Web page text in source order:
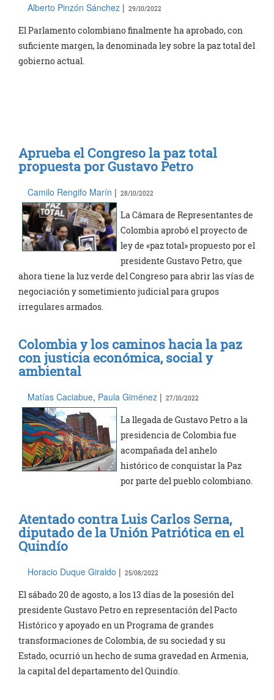
Alberto Pinzón Sánchez | 29/10/2022
El Parlamento colombiano finalmente ha aprobado, con
suficiente margen, la denominada ley sobre la paz total del
gobierno actual.
Aprueba el Congreso la paz total
propuesta por Gustavo Petro
Camilo Rengifo Marín | 28/10/2022
La Cámara de Representantes de
Colombia aprobó el proyecto de
ley de «paz total» propuesto por el
presidente Gustavo Petro, que
ahora tiene la luz verde del Congreso para abrir las vías de
negociación y sometimiento judicial para grupos
irregulares armados.
Colombia y los caminos hacia la paz
con justicia económica, social y
ambiental
Matías Caciabue, Paula Giménez | 27/10/2022
La llegada de Gustavo Petro a la
presidencia de Colombia fue
acompañada del anhelo
histórico de conquistar la Paz
por parte del pueblo colombiano.
Atentado contra Luis Carlos Serna,
diputado de la Unión Patriótica en el
Quindío
Horacio Duque Giraldo | 25/08/2022
El sábado 20 de agosto, a los 13 días de la posesión del
presidente Gustavo Petro en representación del Pacto
Histórico y apoyado en un Programa de grandes
transformaciones de Colombia, de su sociedad y su
Estado, ocurrió un hecho de suma gravedad en Armenia,
la capital del departamento del Quindío.